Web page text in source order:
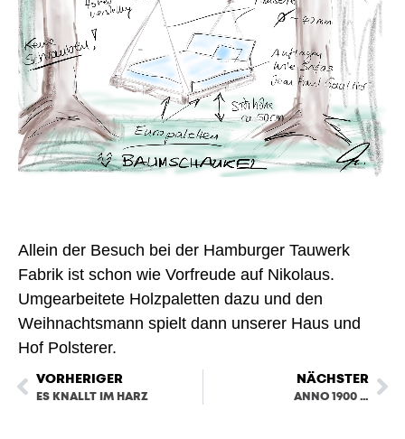
Allein der Besuch bei der Hamburger Tauwerk
Fabrik ist schon wie Vorfreude auf Nikolaus.
Umgearbeitete Holzpaletten dazu und den
Weihnachtsmann spielt dann unserer Haus und
Hof Polsterer.
VORHERIGER
ES KNALLT IM HARZ
NÄCHSTER
ANNO 1900 …